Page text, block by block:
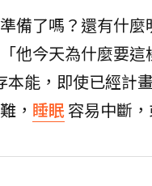
備了嗎？還有什
他今天為什麼要
能，即使已經計
， 睡眠容易中斷